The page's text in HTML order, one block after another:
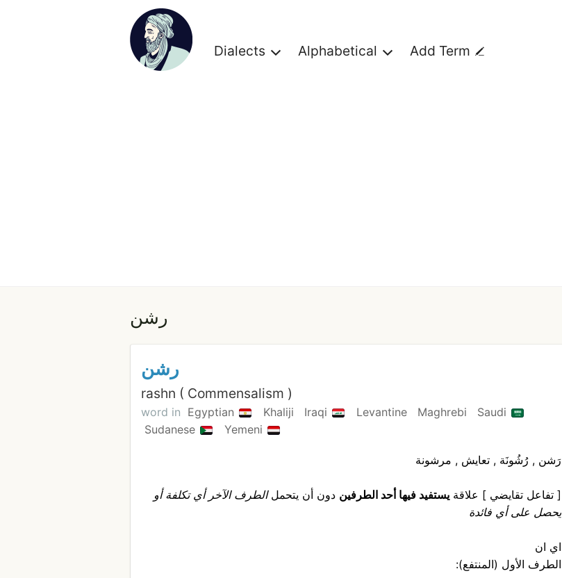
Dialects Alphabetical Add Term
رشن
رشن
rashn ( Commensalism )
word in Egyptian Khaliji Iraqi Levantine Maghrebi
Saudi
Sudanese
Yemeni
رَشن , رُشُونَة , تعايش , مرشونة
[ تفاعل تقايضي ] علاقةيستفيد فيها أحد الطرفين دون أن يتحملالطرف الآخر أي تكلفة أو
يحصل على أي فائدة
اي ان
الطرف الأول (المنتفع):